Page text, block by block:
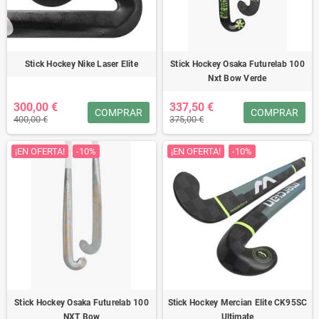
Stick Hockey Nike Laser Elite
300,00 €
400,00 €
COMPRAR
Stick Hockey Osaka Futurelab 100
Nxt Bow Verde
337,50 €
375,00 €
COMPRAR
¡EN OFERTA! -10%
Stick Hockey Osaka Futurelab 100
NXT Bow
¡EN OFERTA! -10%
Stick Hockey Mercian Elite CK95SC
Ultimate